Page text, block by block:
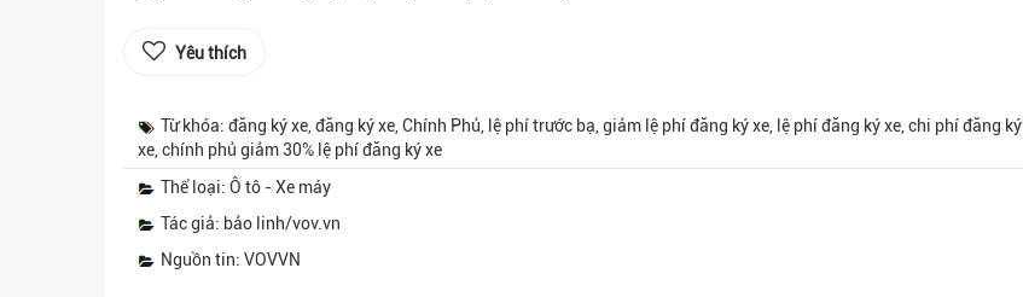
Yêu thích
Từ khóa: đăng ký xe, đăng ký xe, Chính Phủ, lệ phí trước bạ, giảm lệ phí đăng ký xe, lệ phí đăng ký xe, chi phí đăng ký
xe, chính phủ giảm 30% lệ phí đăng ký xe
Thể loại: Ô tô - Xe máy
Tác giả: bảo linh/vov.vn
Nguồn tin: VOVVN